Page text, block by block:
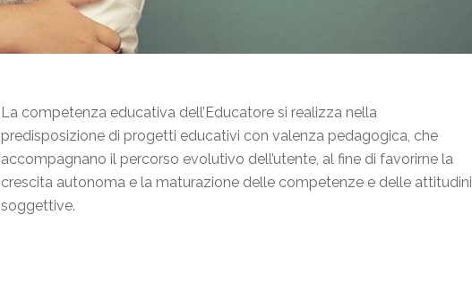
La competenza educativa dell’Educatore si realizza nella
predisposizione di progetti educativi con valenza pedagogica, che
accompagnano il percorso evolutivo dell’utente, al fine di favorirne la
crescita autonoma e la maturazione delle competenze e delle attitudini
soggettive.